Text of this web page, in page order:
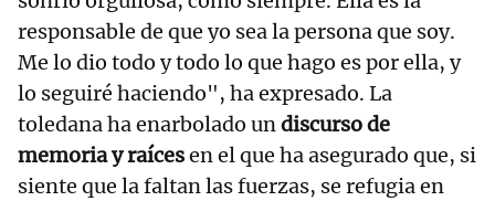
responsable de que yo sea la persona que soy.
Me lo dio todo y todo lo que hago es por ella, y
lo seguiré haciendo", ha expresado. La
toledana ha enarbolado undiscurso de
memoria y raícesen el que ha asegurado que, si
siente que la faltan las fuerzas, se refugia en